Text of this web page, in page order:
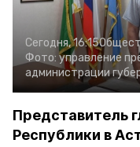
Сегодня, 16:15
Фото: управление
администрации
Представитель
Республики в